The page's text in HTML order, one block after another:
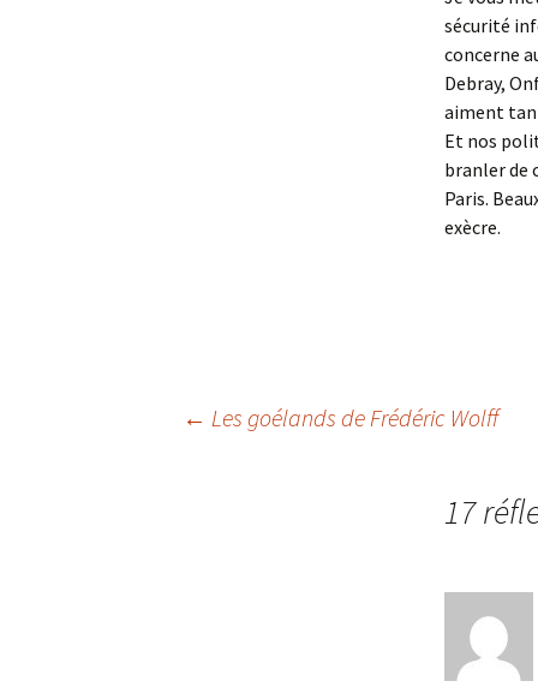
sécurité
concerne
Debray,
aiment
Et nos
branler de
Paris.
exècre.
Navigation
← Les goélands de Frédéric Wolff
17